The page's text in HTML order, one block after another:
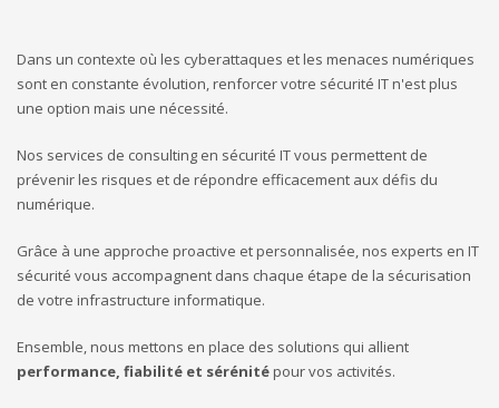
Dans un contexte où les cyberattaques et les menaces numériques
sont en constante évolution, renforcer votre sécurité IT n'est plus
une option mais une nécessité.
Nos services de consulting en sécurité IT vous permettent de
prévenir les risques et de répondre efficacement aux défis du
numérique.
Grâce à une approche proactive et personnalisée, nos experts en IT
sécurité vous accompagnent dans chaque étape de la sécurisation
de votre infrastructure informatique.
Ensemble, nous mettons en place des solutions qui allient
performance, fiabilité et sérénitépour vos activités.